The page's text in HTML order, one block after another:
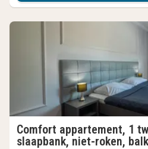
Comfort appartement, 1
slaapbank, niet-roken,